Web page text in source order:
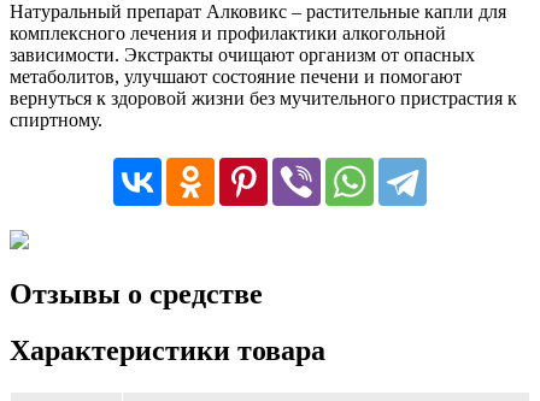
Натуральный препарат Алковикс – растительные капли для
комплексного лечения и профилактики алкогольной
зависимости. Экстракты очищают организм от опасных
метаболитов, улучшают состояние печени и помогают
вернуться к здоровой жизни без мучительного пристрастия к
спиртному.
Отзывы о средстве
Характеристики товара